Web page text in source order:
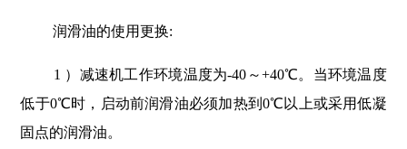
润滑油的使用更换:
1 ）减速机工作环境温度为-40～+40℃。当环境温度
低于0℃时，启动前润滑油必须加热到0℃以上或采用低凝
固点的润滑油。